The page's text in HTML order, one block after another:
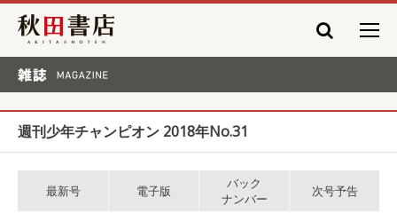
秋田書店
週刊少年チャンピオン 2018年No.31
最新号 電子版
バック
ナンバー
次号予告